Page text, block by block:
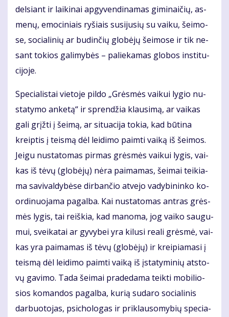
del­siant ir lai­ki­nai ap­gy­ven­di­na­mas gi­mi­nai­čių, as­
me­nų, emo­ci­niais ry­šiais su­si­ju­sių su vai­ku, šei­mo­
se, so­cia­li­nių ar bu­din­čių glo­bė­jų šei­mo­se ir tik ne­
sant to­kios ga­li­my­bės – pa­lie­ka­mas glo­bos ins­ti­tu­
ci­jo­je.
Spe­cia­lis­tai vie­to­je pil­do „Grės­mės vai­kui ly­gio nu­
sta­ty­mo an­ke­tą“ ir spren­džia klau­si­mą, ar vai­kas
ga­li grįž­ti į šei­mą, ar si­tu­a­ci­ja to­kia, kad bū­ti­na
kreip­tis į teis­mą dėl lei­di­mo pa­im­ti vai­ką iš šei­mos.
Jei­gu nu­sta­to­mas pir­mas grės­mės vai­kui ly­gis, vai­
kas iš tė­vų (glo­bė­jų) nė­ra pa­ima­mas, šei­mai tei­kia­
ma sa­vi­val­dy­bė­se dir­ban­čio at­ve­jo va­dy­bi­nin­ko ko­
or­di­nuo­ja­ma pa­gal­ba. Kai nu­sta­to­mas ant­ras grės­
mės ly­gis, tai reiš­kia, kad ma­no­ma, jog vai­ko sau­gu­
mui, svei­ka­tai ar gy­vy­bei yra ki­lu­si re­a­li grės­mė, vai­
kas yra pa­ima­mas iš tė­vų (glo­bė­jų) ir krei­pia­ma­si į
teis­mą dėl lei­di­mo pa­im­ti vai­ką iš įsta­ty­mi­nių at­sto­
vų ga­vi­mo. Ta­da šei­mai pra­de­da­ma teik­ti mo­bi­lio­
sios ko­man­dos pa­gal­ba, ku­rią su­da­ro so­cia­li­nis
dar­buo­to­jas, psi­cho­lo­gas ir pri­klau­so­my­bių spe­cia­